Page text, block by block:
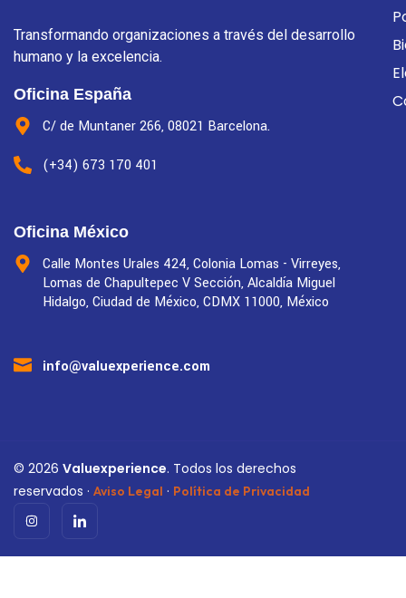
Transformando organizaciones a través del desarrollo
humano y la excelencia.
Oficina España
C/ de Muntaner 266, 08021 Barcelona.
(+34) 673 170 401
Oficina México
Calle Montes Urales 424, Colonia Lomas - Virreyes,
Lomas de Chapultepec V Sección, Alcaldía Miguel
Hidalgo, Ciudad de México, CDMX 11000, México
info@valuexperience.com
© 2026 Valuexperience. Todos los derechos
reservados · Aviso Legal · Política de Privacidad